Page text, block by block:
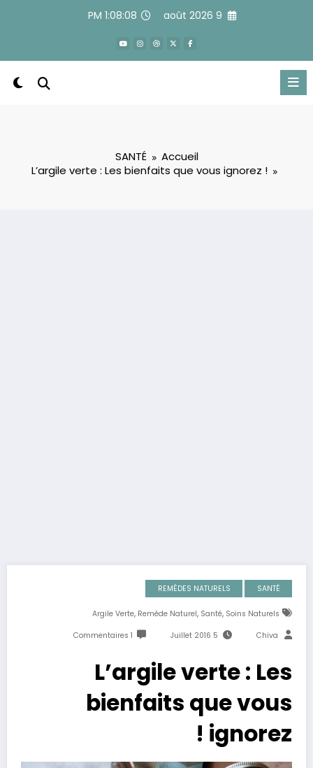
9 août 2026
1:08:09 PM
Accueil
SANTÉ
L’argile verte : Les bienfaits que vous ignorez !
REMÈDES NATURELS SANTÉ
Argile Verte, Remède Naturel, Santé, Soins Naturels
Chiva
5 Juillet 2016
1 Commentaires
L’argile verte : Les
bienfaits que vous
ignorez !